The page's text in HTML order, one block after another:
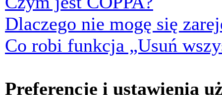
Dlaczego nie mogę się
Co robi funkcja „Usuń
Preferencje i ustawienia